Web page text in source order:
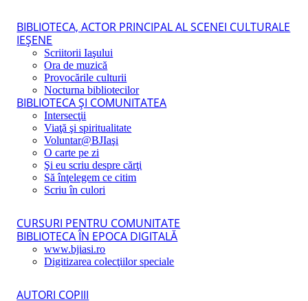
BIBLIOTECA, ACTOR PRINCIPAL AL SCENEI CULTURALE
IEŞENE
Scriitorii Iaşului
Ora de muzică
Provocările culturii
Nocturna bibliotecilor
BIBLIOTECA ŞI COMUNITATEA
Intersecţii
Viaţă şi spiritualitate
Voluntar@BJIaşi
O carte pe zi
Şi eu scriu despre cărţi
Să înţelegem ce citim
Scriu în culori
CURSURI PENTRU COMUNITATE
BIBLIOTECA ÎN EPOCA DIGITALĂ
www.bjiasi.ro
Digitizarea colecţiilor speciale
AUTORI COPIII